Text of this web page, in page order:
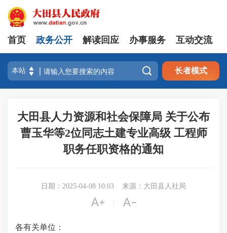
首页 政务公开 解读回应 办事服务 互动交流
 长者模式
大田县人力资源和社会保障局 关于公布
曹玉华等2位同志土建专业高级 工程师
职务任职资格的通知
日期：2025-04-08 10:03 来源：大田县人社局
 
各有关单位：